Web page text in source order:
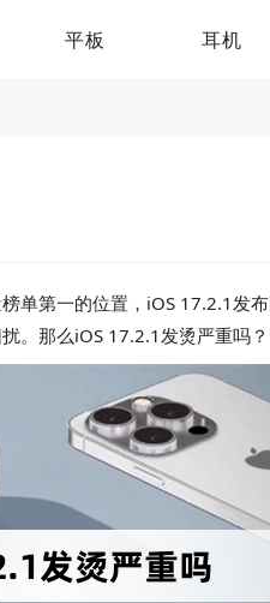
平板 耳机
第一的位置，iOS 17.2.1发
。那么iOS 17.2.1发烫严重吗？